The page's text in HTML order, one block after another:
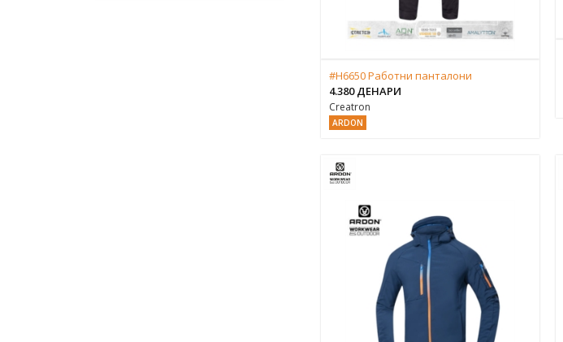
#H6650 Работни панталони
4.380 ДЕНАРИ
Creatron
ARDON